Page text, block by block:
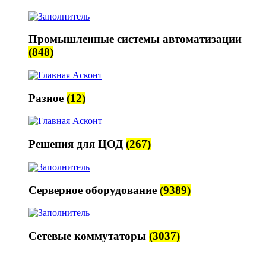
Промышленные системы автоматизации
(848)
Разное (12)
Решения для ЦОД (267)
Серверное оборудование (9389)
Сетевые коммутаторы (3037)